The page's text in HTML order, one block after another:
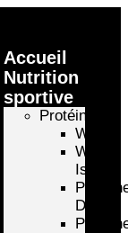
Accueil
Nutrition
sportive
Protéines
Whey
Whey
Isolate
D’oeuf